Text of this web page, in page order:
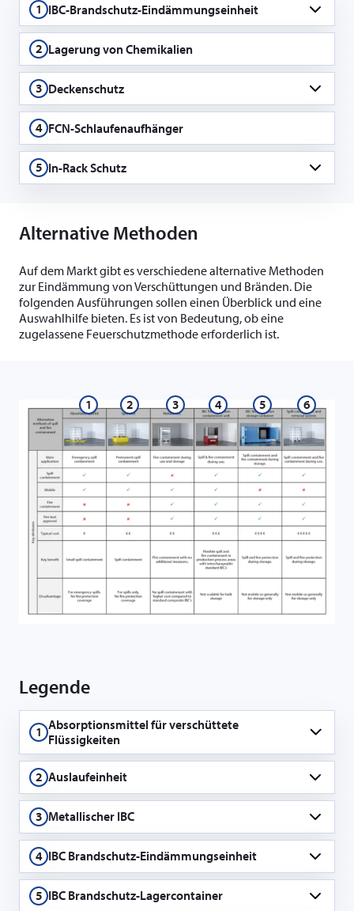
1 IBC-Brandschutz-Eindämmungseinheit
Modell BWCon 1.400 – mit einer Auffangwanne von 1.400
Litern, die im Brandfall 1.000 Liter aus dem IBC und weitere 400
Liter aus dem Feuerlöschsystem aufnehmen kann.
2 Lagerung von Chemikalien
3 Deckenschutz
Hängesprinkler VK2021 (Sprinklerserie XT-1)
4 FCN-Schlaufenaufhänger
5 In-Rack Schutz
Alternative Methoden
Auf dem Markt gibt es verschiedene alternative Methoden
zur Eindämmung von Verschüttungen und Bränden. Die
folgenden Ausführungen sollen einen Überblick und eine
Auswahlhilfe bieten. Es ist von Bedeutung, ob eine
zugelassene Feuerschutzmethode erforderlich ist.
1 2 3 4 5 6
Legende
1 Absorptionsmittel für verschüttete
Flüssigkeiten
2 Auslaufeinheit
3 Metallischer IBC
4 IBC Brandschutz-Eindämmungseinheit
5 IBC Brandschutz-Lagercontainer